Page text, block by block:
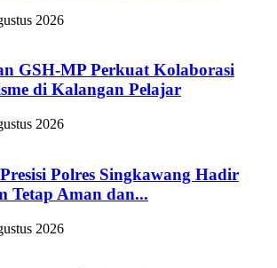
2026
GSH-MP Perkuat Kolaborasi
di Kalangan Pelajar
2026
Polres Singkawang Hadir
Tetap Aman dan...
2026